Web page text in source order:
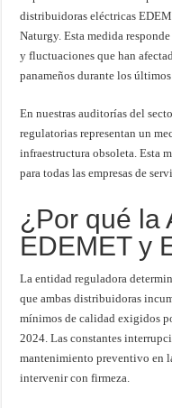
distribuidoras eléctricas
Naturgy. Esta medida
y fluctuaciones que han
panameños durante los
En nuestras auditorías del
regulatorias representan un
infraestructura obsoleta. Esta
para todas las empresas de
¿Por qué la
EDEMET y
La entidad reguladora
que ambas distribuidoras
mínimos de calidad exigidos
2024. Las constantes
mantenimiento preventivo en
intervenir con firmeza.